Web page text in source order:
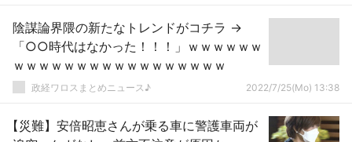
陰謀論界隈の新たなトレンドがコチラ →
「○○時代はなかった！！！」ｗｗｗｗｗｗ
ｗｗｗｗｗｗｗｗｗｗｗｗｗｗｗｗｗ
政経ワロスまとめニュース♪ 2022/7/25(Mo) 13:38
【災難】安倍昭恵さんが乗る車に警護車両が